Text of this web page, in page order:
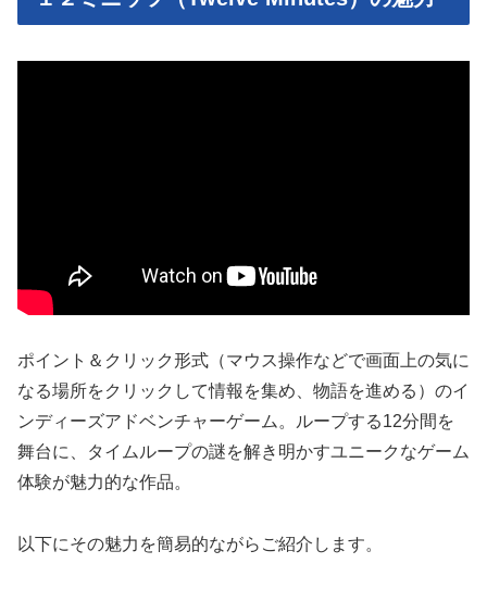
ポイント＆クリック形式（マウス操作などで画面上の気に
なる場所をクリックして情報を集め、物語を進める）のイ
ンディーズアドベンチャーゲーム。ループする12分間を
舞台に、タイムループの謎を解き明かすユニークなゲーム
体験が魅力的な作品。
以下にその魅力を簡易的ながらご紹介します。